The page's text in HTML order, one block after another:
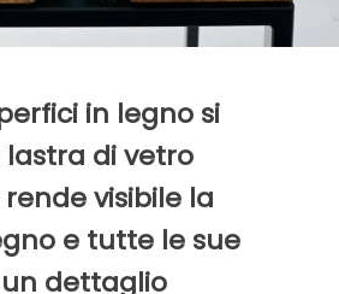
in legno si
lastra di vetro
visibile la
e tutte le sue
dettaglio